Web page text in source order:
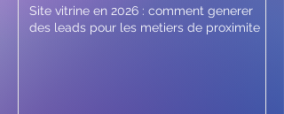
Site vitrine en 2026 : comment generer
des leads pour les metiers de proximite